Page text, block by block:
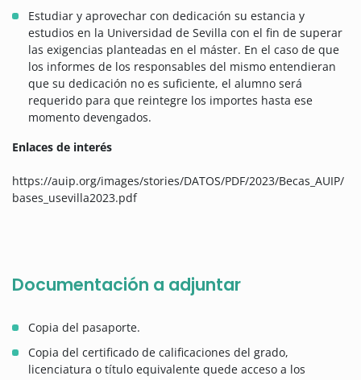
Estudiar y aprovechar con dedicación su estancia y
estudios en la Universidad de Sevilla con el fin de superar
las exigencias planteadas en el máster. En el caso de que
los informes de los responsables del mismo entendieran
que su dedicación no es suficiente, el alumno será
requerido para que reintegre los importes hasta ese
momento devengados.
Enlaces de interés
https://auip.org/images/stories/DATOS/PDF/2023/Becas_AUIP/
bases_usevilla2023.pdf
Documentación a adjuntar
Copia del pasaporte.
Copia del certificado de calificaciones del grado,
licenciatura o título equivalente quede acceso a los